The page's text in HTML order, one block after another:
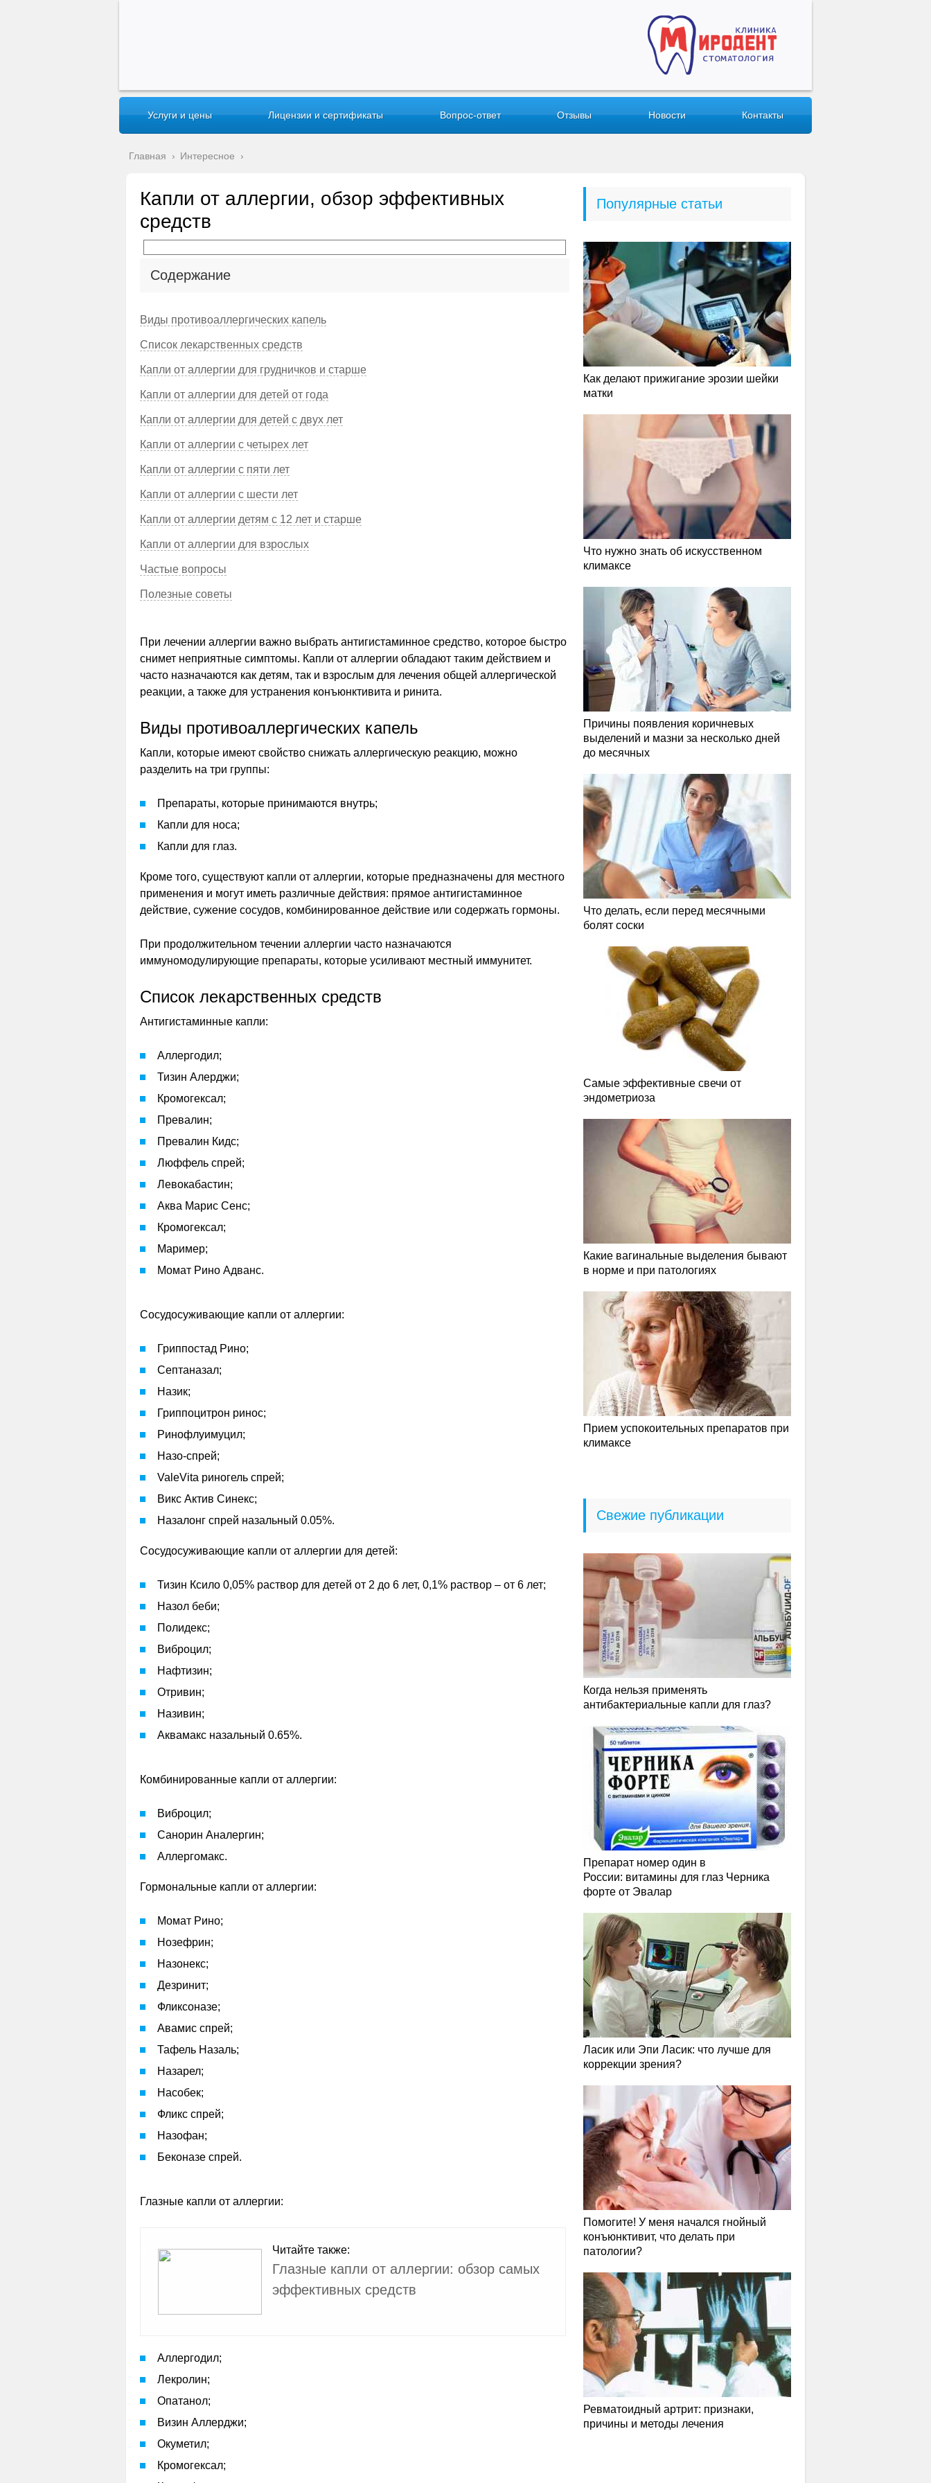
Услуги и цены Лицензии и сертификаты Вопрос-ответ Отзывы Новости Контакты
Главная › Интересное ›
Капли от аллергии, обзор эффективных
средств
Содержание
Виды противоаллергических капель
Список лекарственных средств
Капли от аллергии для грудничков и старше
Капли от аллергии для детей от года
Капли от аллергии для детей с двух лет
Капли от аллергии с четырех лет
Капли от аллергии с пяти лет
Капли от аллергии с шести лет
Капли от аллергии детям с 12 лет и старше
Капли от аллергии для взрослых
Частые вопросы
Полезные советы
При лечении аллергии важно выбрать антигистаминное средство, которое быстро
снимет неприятные симптомы. Капли от аллергии обладают таким действием и
часто назначаются как детям, так и взрослым для лечения общей аллергической
реакции, а также для устранения конъюнктивита и ринита.
Виды противоаллергических капель
Капли, которые имеют свойство снижать аллергическую реакцию, можно
разделить на три группы:
Препараты, которые принимаются внутрь;
Капли для носа;
Капли для глаз.
Кроме того, существуют капли от аллергии, которые предназначены для местного
применения и могут иметь различные действия: прямое антигистаминное
действие, сужение сосудов, комбинированное действие или содержать гормоны.
При продолжительном течении аллергии часто назначаются
иммуномодулирующие препараты, которые усиливают местный иммунитет.
Список лекарственных средств
Антигистаминные капли:
Аллергодил;
Тизин Алерджи;
Кромогексал;
Превалин;
Превалин Кидс;
Люффель спрей;
Левокабастин;
Аква Марис Сенс;
Кромогексал;
Маример;
Момат Рино Адванс.
Сосудосуживающие капли от аллергии:
Гриппостад Рино;
Септаназал;
Назик;
Гриппоцитрон ринос;
Ринофлуимуцил;
Назо-спрей;
ValeVita риногель спрей;
Викс Актив Синекс;
Назалонг спрей назальный 0.05%.
Сосудосуживающие капли от аллергии для детей:
Тизин Ксило 0,05% раствор для детей от 2 до 6 лет, 0,1% раствор – от 6 лет;
Назол беби;
Полидекс;
Виброцил;
Нафтизин;
Отривин;
Називин;
Аквамакс назальный 0.65%.
Комбинированные капли от аллергии:
Виброцил;
Санорин Аналергин;
Аллергомакс.
Гормональные капли от аллергии:
Момат Рино;
Нозефрин;
Назонекс;
Дезринит;
Фликсоназе;
Авамис спрей;
Тафель Назаль;
Назарел;
Насобек;
Фликс спрей;
Назофан;
Беконазе спрей.
Глазные капли от аллергии:
Читайте также:
Глазные капли от аллергии: обзор самых
эффективных средств
Аллергодил;
Лекролин;
Опатанол;
Визин Аллерджи;
Окуметил;
Кромогексал;
Популярные статьи
Как делают прижигание эрозии шейки
матки
Что нужно знать об искусственном
климаксе
Причины появления коричневых
выделений и мазни за несколько дней
до месячных
Что делать, если перед месячными
болят соски
Самые эффективные свечи от
эндометриоза
Какие вагинальные выделения бывают
в норме и при патологиях
Прием успокоительных препаратов при
климаксе
Свежие публикации
Когда нельзя применять
антибактериальные капли для глаз?
Препарат номер один в
России: витамины для глаз Черника
форте от Эвалар
Ласик или Эпи Ласик: что лучше для
коррекции зрения?
Помогите! У меня начался гнойный
конъюнктивит, что делать при
патологии?
Ревматоидный артрит: признаки,
причины и методы лечения